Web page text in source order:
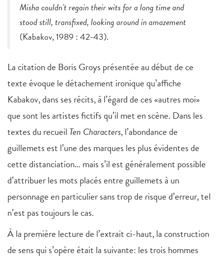
Misha couldn’t regain their wits for a long time and
stood still, transfixed, looking around in amazement
(Kabakov, 1989 : 42-43).
La citation de Boris Groys présentée au début de ce
texte évoque le détachement ironique qu’affiche
Kabakov, dans ses récits, à l’égard de ces «autres moi»
que sont les artistes fictifs qu’il met en scène. Dans les
textes du recueil Ten Characters, l’abondance de
guillemets est l’une des marques les plus évidentes de
cette distanciation… mais s’il est généralement possible
d’attribuer les mots placés entre guillemets à un
personnage en particulier sans trop de risque d’erreur, tel
n’est pas toujours le cas.
À la première lecture de l’extrait ci-haut, la construction
de sens qui s’opère était la suivante: les trois hommes